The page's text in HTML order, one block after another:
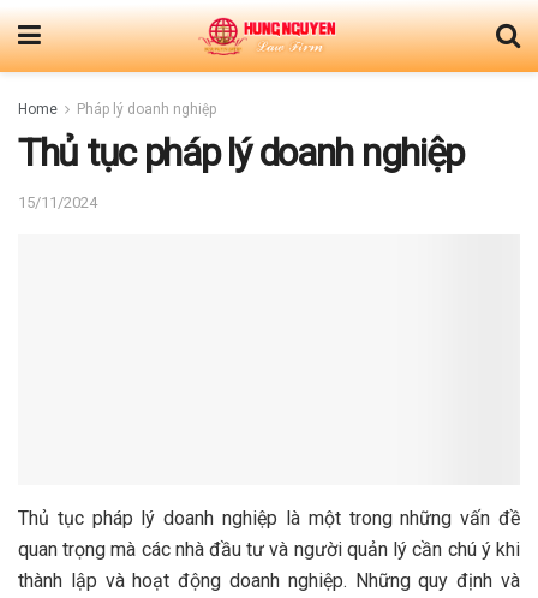
Home Pháp lý doanh nghiệp
Thủ tục pháp lý doanh nghiệp
15/11/2024
Thủ tục pháp lý doanh nghiệp là một trong những vấn đề
quan trọng mà các nhà đầu tư và người quản lý cần chú ý khi
thành lập và hoạt động doanh nghiệp. Những quy định và